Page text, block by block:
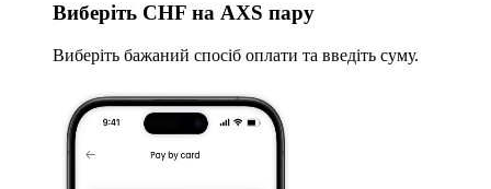
Виберіть CHF на AXS пару
Виберіть бажаний спосіб оплати та введіть суму.